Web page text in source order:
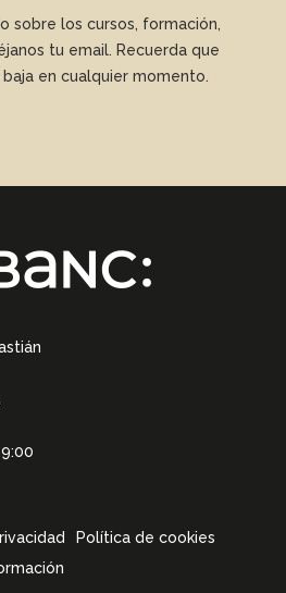
sobre los cursos, formación,
tu email. Recuerda que
en cualquier momento.
Política de cookies